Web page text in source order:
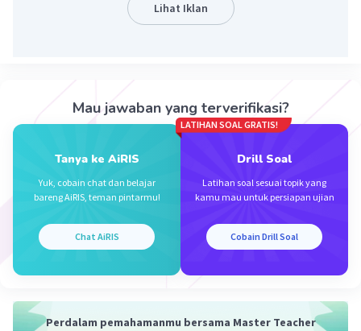
Lihat Iklan
Mau jawaban yang terverifikasi?
Tanya ke AiRIS
Yuk, cobain chat dan belajar
bareng AiRIS, teman pintarmu!
Chat AiRIS
LATIHAN SOAL GRATIS!
Drill Soal
Latihan soal sesuai topik yang
kamu mau untuk persiapan ujian
Cobain Drill Soal
Perdalam pemahamanmu bersama Master Teacher